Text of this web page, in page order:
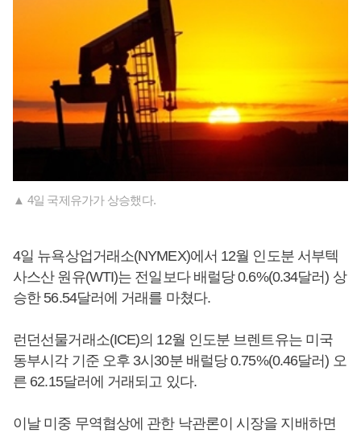
▲ 4일 국제유가가 상승했다.
4일 뉴욕상업거래소(NYMEX)에서 12월 인도분 서부텍
사스산 원유(WTI)는 전일보다 배럴당 0.6%(0.34달러) 상
승한 56.54달러에 거래를 마쳤다.
런던선물거래소(ICE)의 12월 인도분 브렌트유는 미국
동부시각 기준 오후 3시30분 배럴당 0.75%(0.46달러) 오
른 62.15달러에 거래되고 있다.
이날 미중 무역협상에 관한 낙관론이 시장을 지배하면